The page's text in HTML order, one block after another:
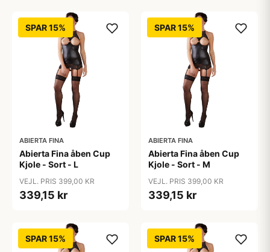
SPAR 15%
ABIERTA FINA
Abierta Fina åben Cup
Kjole - Sort - L
VEJL. PRIS 399,00 KR
339,15 kr
SPAR 15%
ABIERTA FINA
Abierta Fina åben Cup
Kjole - Sort - M
VEJL. PRIS 399,00 KR
339,15 kr
SPAR 15% SPAR 15%